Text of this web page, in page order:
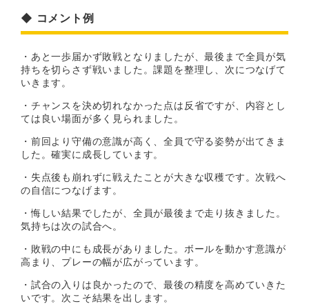
◆ コメント例
・あと一歩届かず敗戦となりましたが、最後まで全員が気
持ちを切らさず戦いました。課題を整理し、次につなげて
いきます。
・チャンスを決め切れなかった点は反省ですが、内容とし
ては良い場面が多く見られました。
・前回より守備の意識が高く、全員で守る姿勢が出てきま
した。確実に成長しています。
・失点後も崩れずに戦えたことが大きな収穫です。次戦へ
の自信につなげます。
・悔しい結果でしたが、全員が最後まで走り抜きました。
気持ちは次の試合へ。
・敗戦の中にも成長がありました。ボールを動かす意識が
高まり、プレーの幅が広がっています。
・試合の入りは良かったので、最後の精度を高めていきた
いです。次こそ結果を出します。